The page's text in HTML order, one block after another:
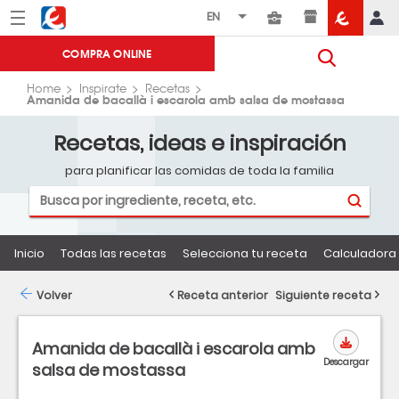
Menú Eroski
COMPRA ONLINE
Home Inspirate Recetas
Amanida de bacallà i escarola amb salsa de mostassa
Recetas, ideas e inspiración
para planificar las comidas de toda la familia
Inicio Todas las recetas Selecciona tu receta
Amanida de bacallà i escarola amb
salsa de mostassa
Descargar
Volver Receta anterior Siguiente receta